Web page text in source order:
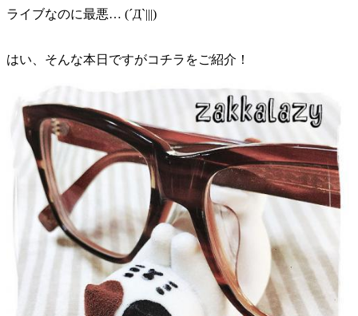
ライブなのに最悪… (´Д`|||)
はい、そんな本日ですがコチラをご紹介！